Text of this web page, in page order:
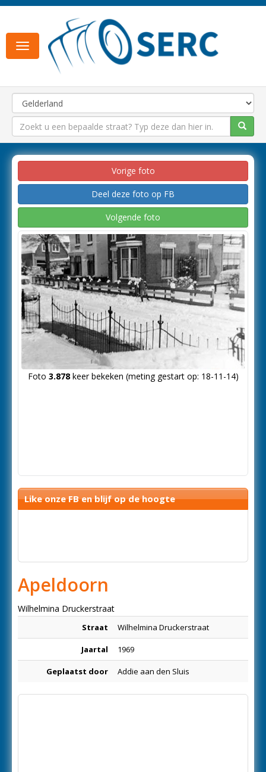
Toggle
navigation
Vorige foto
Deel deze foto op FB
Volgende foto
Foto 3.878keer bekeken (meting gestart op: 18-11-14)
Like onze FB en blijf op de hoogte
Apeldoorn
Wilhelmina Druckerstraat
Straat Wilhelmina Druckerstraat
Jaartal 1969
Geplaatst door Addie aan den Sluis